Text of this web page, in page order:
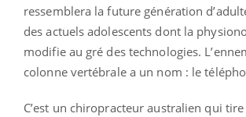
ressemblera la future génération
des actuels adolescents dont la
modifie au gré des technologies.
colonne vertébrale a un nom : le
C’est un chiropracteur australien qui tire